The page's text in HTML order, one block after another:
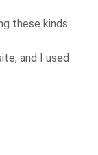
these kinds
and I used